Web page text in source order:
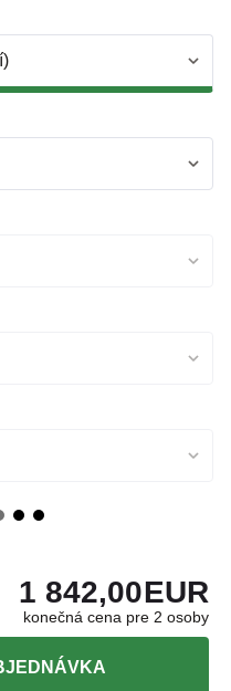
konečná cena pre 2 osoby
1 842,00EUR